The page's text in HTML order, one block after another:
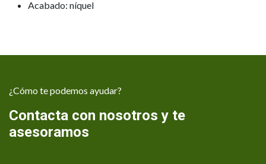
Acabado: níquel
¿Cómo te podemos ayudar?
Contacta con nosotros y te
asesoramos